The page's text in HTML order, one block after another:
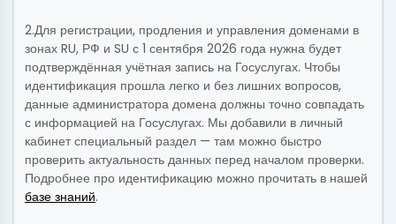
2.Для регистрации, продления и управления доменами в
зонах RU, РФ и SU с 1 сентября 2026 года нужна будет
подтверждённая учётная запись на Госуслугах. Чтобы
идентификация прошла легко и без лишних вопросов,
данные администратора домена должны точно совпадать
с информацией на Госуслугах. Мы добавили в личный
кабинет специальный раздел — там можно быстро
проверить актуальность данных перед началом проверки.
Подробнее про идентификацию можно прочитать в нашей
базе знаний.